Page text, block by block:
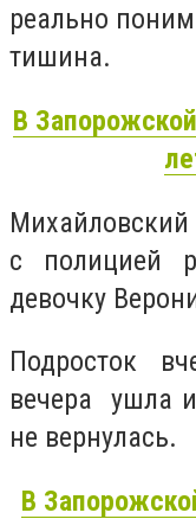
реально
тишина.
В
Михайловский
с полицией
девочку
Подросток
вечера ушла
не вернулась.
В